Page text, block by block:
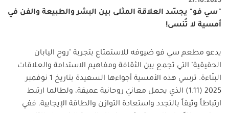
"سي فو" يجسّد العلاقة المثلى بين البشر والطبيعة والفن في
أمسية لا تُنسى!
يدعو مطعم سي فو ضيوفه للاستمتاع بتجربة "روح اليابان
الحقيقية" التي تجمع بين الثقافة ومفاهيم الاستدامة والعلاقات
البنّاءة. ترسي هذه الأمسية أجواءها السعيدة بتاريخ 1 نوفمبر
2025 (1.11) الذي يحمل معانيَ روحانية عميقة، ولطالما ارتبط
ارتباطاً وثيقاً بالتجدد واستعادة التوازن والطاقة الإيجابية. ففي